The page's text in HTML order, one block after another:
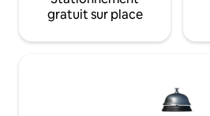
gratuit sur place